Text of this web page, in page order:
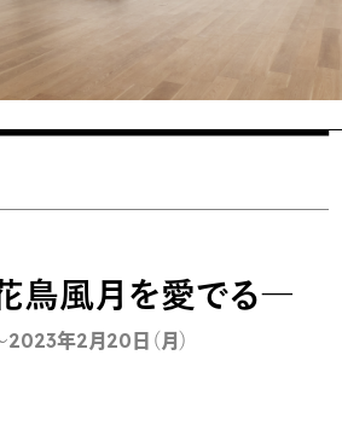
鳥風月を愛でる―
2023年2月20日（月）